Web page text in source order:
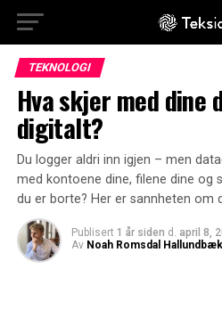
TEKNOLOGI
Hva skjer med dine
digitalt?
Du logger aldri inn igjen – men
med kontoene dine, filene dine og
du er borte? Her er sannheten
Publisert 1 år siden d. april 8,
Av Noah Romsdal